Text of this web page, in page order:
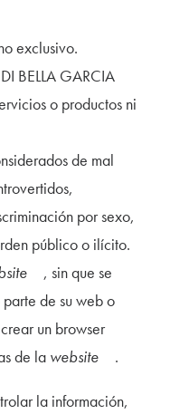
exclusivo.
BELLA GARCIA
o productos ni
de mal
por sexo,
público o ilícito.
, sin que se
de su web o
un browser
de la website .
la información,